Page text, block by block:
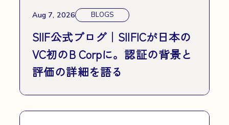
Aug 7, 2026 BLOGS
SIIF公式ブログ｜SIIFICが日本の
VC初のB Corpに。認証の背景と
評価の詳細を語る